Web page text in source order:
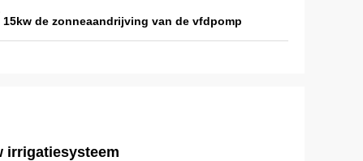
15kw de zonneaandrijving van de vfdpomp
irrigatiesysteem